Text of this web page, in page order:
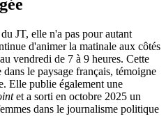
JT, elle n'a pas pour autant
d'animer la matinale aux côtés
vendredi de 7 à 9 heures. Cette
le paysage français, témoigne
Elle publie également une
et a sorti en octobre 2025 un
dans le journalisme politique